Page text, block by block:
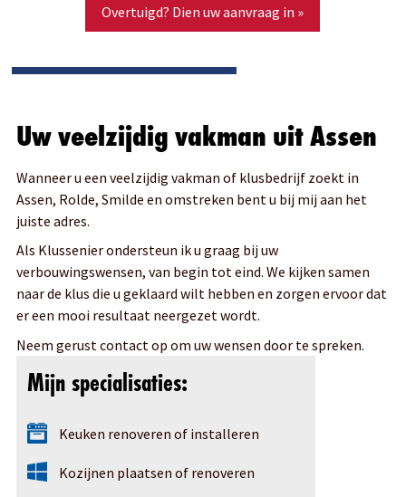
Overtuigd? Dien uw aanvraag in »
Uw veelzijdig vakman uit Assen
Wanneer u een veelzijdig vakman of klusbedrijf zoekt in
Assen, Rolde, Smilde en omstreken bent u bij mij aan het
juiste adres.
Als Klussenier ondersteun ik u graag bij uw
verbouwingswensen, van begin tot eind. We kijken samen
naar de klus die u geklaard wilt hebben en zorgen ervoor dat
er een mooi resultaat neergezet wordt.
Neem gerust contact op om uw wensen door te spreken.
Mijn specialisaties:
Keuken renoveren of installeren
Kozijnen plaatsen of renoveren